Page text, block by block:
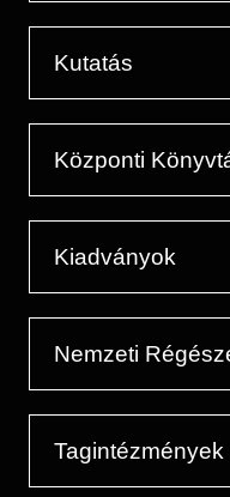
Kutatás
Központi
Kiadványok
Nemzeti
Tagintézmények